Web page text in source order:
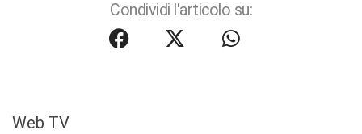
Condividi l'articolo su:
Web TV